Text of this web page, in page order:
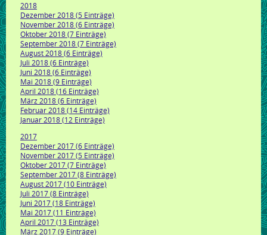
2018
Dezember 2018 (5 Einträge)
November 2018 (6 Einträge)
Oktober 2018 (7 Einträge)
September 2018 (7 Einträge)
August 2018 (6 Einträge)
Juli 2018 (6 Einträge)
Juni 2018 (6 Einträge)
Mai 2018 (9 Einträge)
April 2018 (16 Einträge)
März 2018 (6 Einträge)
Februar 2018 (14 Einträge)
Januar 2018 (12 Einträge)
2017
Dezember 2017 (6 Einträge)
November 2017 (5 Einträge)
Oktober 2017 (7 Einträge)
September 2017 (8 Einträge)
August 2017 (10 Einträge)
Juli 2017 (8 Einträge)
Juni 2017 (18 Einträge)
Mai 2017 (11 Einträge)
April 2017 (13 Einträge)
März 2017 (9 Einträge)